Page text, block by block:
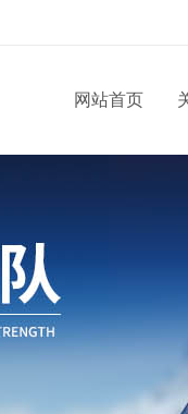
网站首页